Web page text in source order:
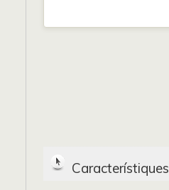
Característiques